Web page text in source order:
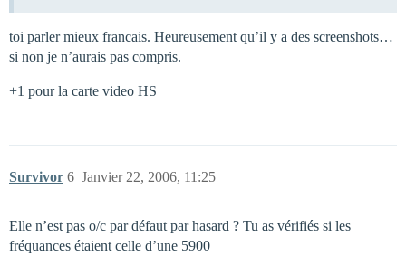
toi parler mieux francais. Heureusement qu’il y a des screenshots…
si non je n’aurais pas compris.
+1 pour la carte video HS
Survivor Janvier 22, 2006, 11:25
6
Elle n’est pas o/c par défaut par hasard ? Tu as vérifiés si les
fréquances étaient celle d’une 5900